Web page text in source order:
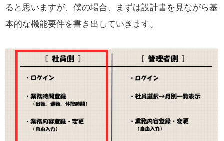
ると思いますが、 僕の場合、まずは設計書を見ながら基
本的な機能要件を書き出していきます。